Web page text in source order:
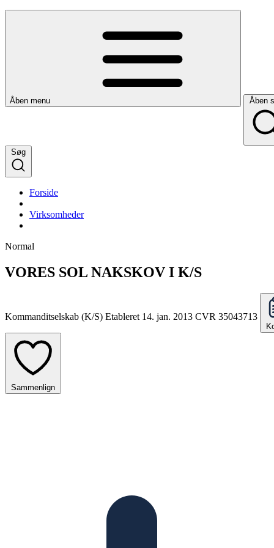
Åben menu Åben
Søg
Forside
Virksomheder
Normal
VORES SOL NAKSKOV I K/S
Kommanditselskab (K/S) Etableret 14. jan. 2013 CVR 35043713
Sammenlign